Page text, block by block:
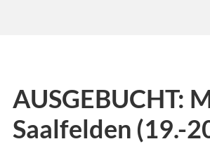
AUSGEBUCHT:
Saalfelden (19.-